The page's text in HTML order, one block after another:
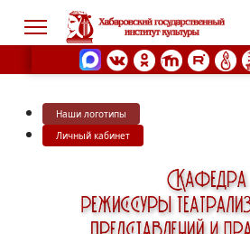
Наши логотипы
Личный кабинет